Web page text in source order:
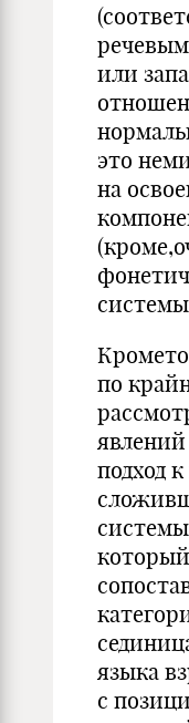
или
это
на
по
явлений
подход
системы
языка
с